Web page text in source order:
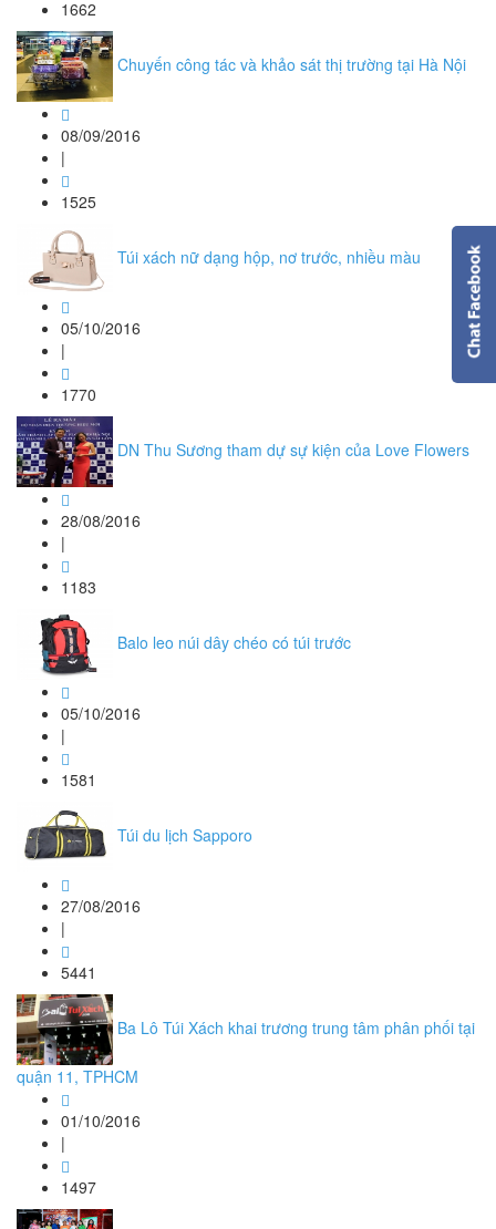
1662
Chuyến công tác và khảo sát thị trường tại Hà Nội
08/09/2016
|
1525
Túi xách nữ dạng hộp, nơ trước, nhiều màu
05/10/2016
|
1770
DN Thu Sương tham dự sự kiện của Love Flowers
28/08/2016
|
1183
Balo leo núi dây chéo có túi trước
05/10/2016
|
1581
Túi du lịch Sapporo
27/08/2016
|
5441
Ba Lô Túi Xách khai trương trung tâm phân phối tại
quận 11, TPHCM
01/10/2016
|
1497